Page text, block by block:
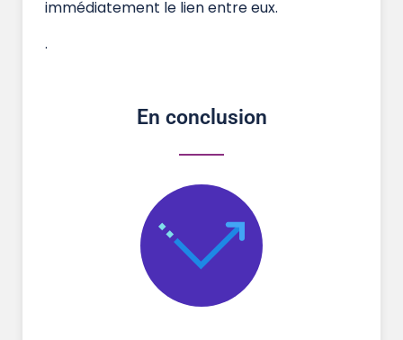
immédiatement le lien entre eux.
.
En conclusion